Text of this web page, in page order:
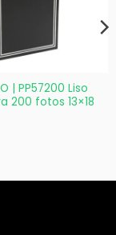
| PP57200 Liso
200 fotos 13×18